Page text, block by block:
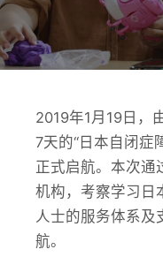
2019年1月19日，
7天的“日本自闭症
正式启航。本次通
机构，考察学习日
人士的服务体系及
航。